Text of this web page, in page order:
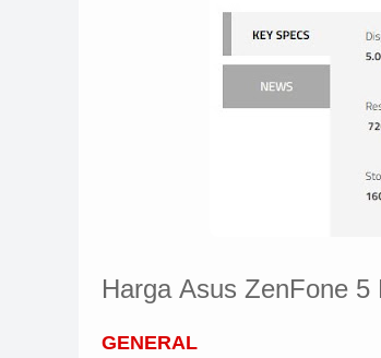
Harga Asus ZenFone 5
GENERAL